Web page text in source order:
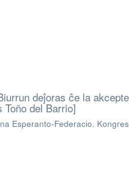
deĵoras ĉe la
Toño del Barrio]
Esperanto-Federacio.